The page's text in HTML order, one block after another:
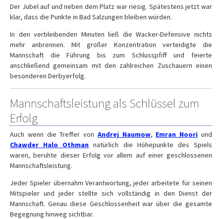
Der Jubel auf und neben dem Platz war riesig. Spätestens jetzt war
klar, dass die Punkte in Bad Salzungen bleiben würden.
In den verbleibenden Minuten ließ die Wacker-Defensive nichts
mehr anbrennen. Mit großer Konzentration verteidigte die
Mannschaft die Führung bis zum Schlusspfiff und feierte
anschließend gemeinsam mit den zahlreichen Zuschauern einen
besonderen Derbyerfolg.
Mannschaftsleistung als Schlüssel zum
Erfolg
Auch wenn die Treffer von Andrej Naumow, Emran Noori und
Chawder Halo Othman natürlich die Höhepunkte des Spiels
waren, beruhte dieser Erfolg vor allem auf einer geschlossenen
Mannschaftsleistung.
Jeder Spieler übernahm Verantwortung, jeder arbeitete für seinen
Mitspieler und jeder stellte sich vollständig in den Dienst der
Mannschaft. Genau diese Geschlossenheit war über die gesamte
Begegnung hinweg sichtbar.